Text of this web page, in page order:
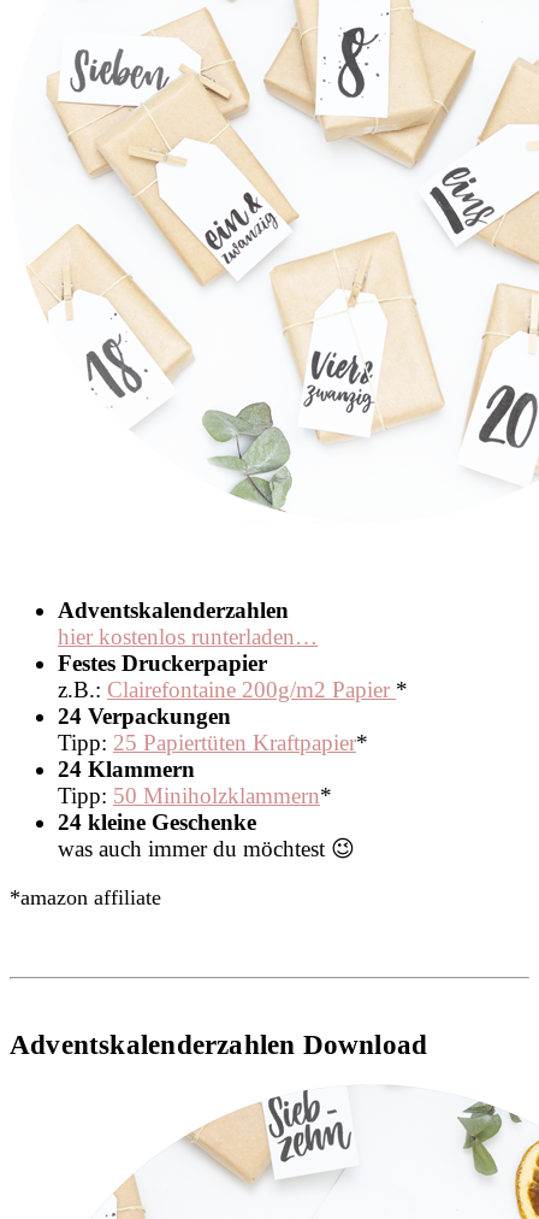
Adventskalenderzahlen
hier kostenlos runterladen…
Festes Druckerpapier
z.B.: Clairefontaine 200g/m2 Papier *
24 Verpackungen
Tipp: 25 Papiertüten Kraftpapier*
24 Klammern
Tipp: 50 Miniholzklammern*
24 kleine Geschenke
was auch immer du möchtest 😉
*amazon affiliate
Adventskalenderzahlen Download